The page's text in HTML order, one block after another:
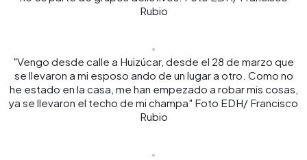
Rubio
"Vengo desde calle a Huizúcar, desde el 28 de marzo que
se llevaron a mi esposo ando de un lugar a otro. Como no
he estado en la casa, me han empezado a robar mis cosas,
ya se llevaron el techo de mi champa" Foto EDH/ Francisco
Rubio